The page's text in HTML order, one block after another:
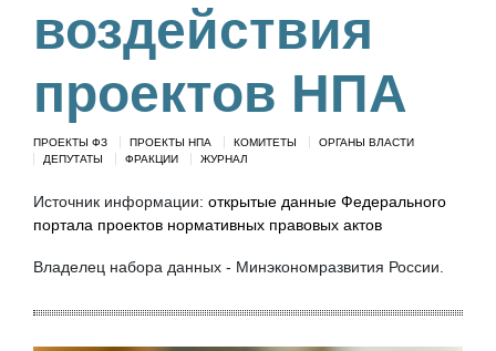
воздействия
проектов НПА
ПРОЕКТЫ ФЗ ПРОЕКТЫ НПА КОМИТЕТЫ
ОРГАНЫ ВЛАСТИ
ДЕПУТАТЫ
ФРАКЦИИ ЖУРНАЛ
Источник информации: открытые данные Федерального
портала проектов нормативных правовых актов
Владелец набора данных - Минэкономразвития России.